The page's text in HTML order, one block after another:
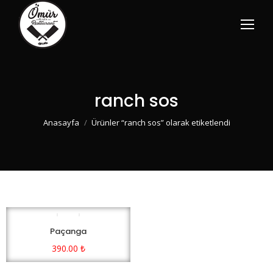
ranch sos
You are here:
Anasayfa Ürünler “ranch sos” olarak etiketlendi
Paçanga
390.00 ₺